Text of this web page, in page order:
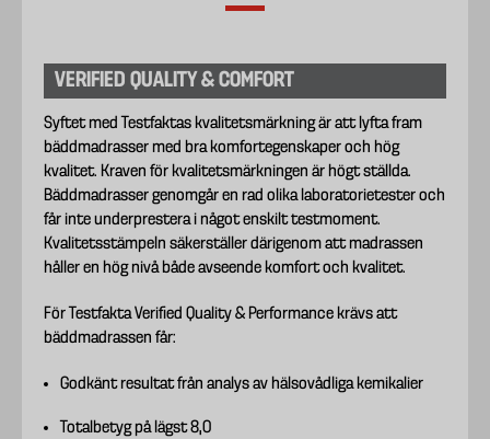
VERIFIED QUALITY & COMFORT
Syftet med Testfaktas kvalitetsmärkning är att lyfta fram
bäddmadrasser med bra komfortegenskaper och hög
kvalitet. Kraven för kvalitetsmärkningen är högt ställda.
Bäddmadrasser genomgår en rad olika laboratorietester och
får inte underprestera i något enskilt testmoment.
Kvalitetsstämpeln säkerställer därigenom att madrassen
håller en hög nivå både avseende komfort och kvalitet.
För Testfakta Verified Quality & Performance krävs att
bäddmadrassen får:
Godkänt resultat från analys av hälsovådliga kemikalier
Totalbetyg på lägst 8,0